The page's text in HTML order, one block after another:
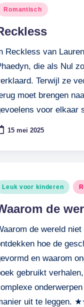
Romantisch
Reckless van
die als Nul
Terwijl ze
moet brengen
voor
15 mei 2025
Leuk voor kinderen
de
de wereld
hoe de
en waarom
gebruikt
uit te